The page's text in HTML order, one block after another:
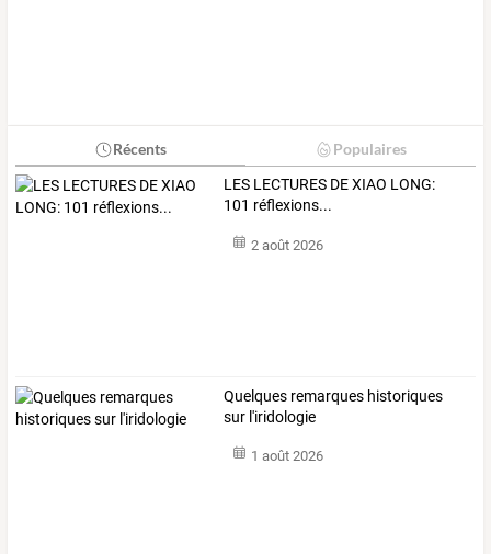
Récents Populaires
LES LECTURES DE XIAO LONG:
101 réflexions...
2 août 2026
Quelques remarques historiques
sur l'iridologie
1 août 2026